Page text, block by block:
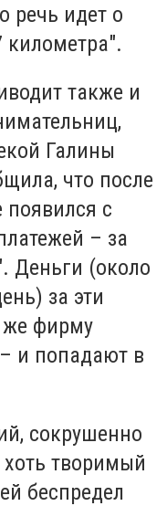
речь идет о
также и
Галины
что после
с
– за
Деньги (около
за эти
же фирму
и попадают в
сокрушенно
хоть творимый
беспредел